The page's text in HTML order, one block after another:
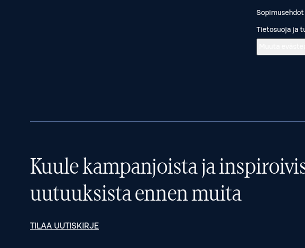
Sopimusehdot
Tietosuoja ja
Kuule kampanjoista ja
uutuuksista ennen muita
TILAA UUTISKIRJE